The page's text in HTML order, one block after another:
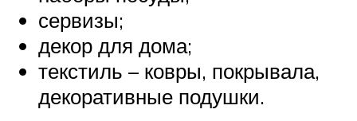
сервизы;
декор для дома;
текстиль – ковры, покрывала,
декоративные подушки.